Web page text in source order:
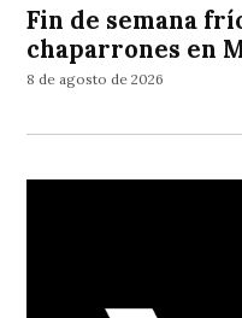
Fin de semana
chaparrones en
8 de agosto de 2026